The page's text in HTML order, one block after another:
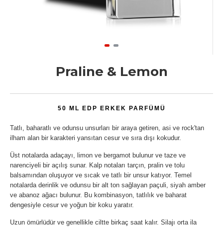
Praline & Lemon
50 ML EDP ERKEK PARFÜMÜ
Tatlı, baharatlı ve odunsu unsurları bir araya getiren, asi ve rock'tan
ilham alan bir karakteri yansıtan cesur ve sıra dışı kokudur.
Üst notalarda adaçayı, limon ve bergamot bulunur ve taze ve
narenciyeli bir açılış sunar. Kalp notaları tarçın, pralin ve tolu
balsamından oluşuyor ve sıcak ve tatlı bir unsur katıyor. Temel
notalarda derinlik ve odunsu bir alt ton sağlayan paçuli, siyah amber
ve abanoz ağacı bulunur. Bu kombinasyon, tatlılık ve baharat
dengesiyle cesur ve yoğun bir koku yaratır.
Uzun ömürlüdür ve genellikle ciltte birkaç saat kalır. Silajı orta ila